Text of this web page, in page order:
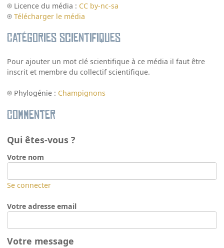
Licence du média : CC by-nc-sa
Télécharger le média
Catégories scientifiques
Pour ajouter un mot clé scientifique à ce média il faut être
inscrit et membre du collectif scientifique.
Phylogénie : Champignons
Commenter
Qui êtes-vous ?
Votre nom
Se connecter
Votre adresse email
Votre message